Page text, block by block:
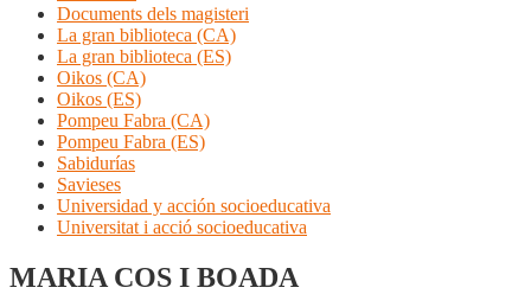
Documents dels magisteri
La gran biblioteca (CA)
La gran biblioteca (ES)
Oikos (CA)
Oikos (ES)
Pompeu Fabra (CA)
Pompeu Fabra (ES)
Sabidurías
Savieses
Universidad y acción socioeducativa
Universitat i acció socioeducativa
MARIA COS I BOADA